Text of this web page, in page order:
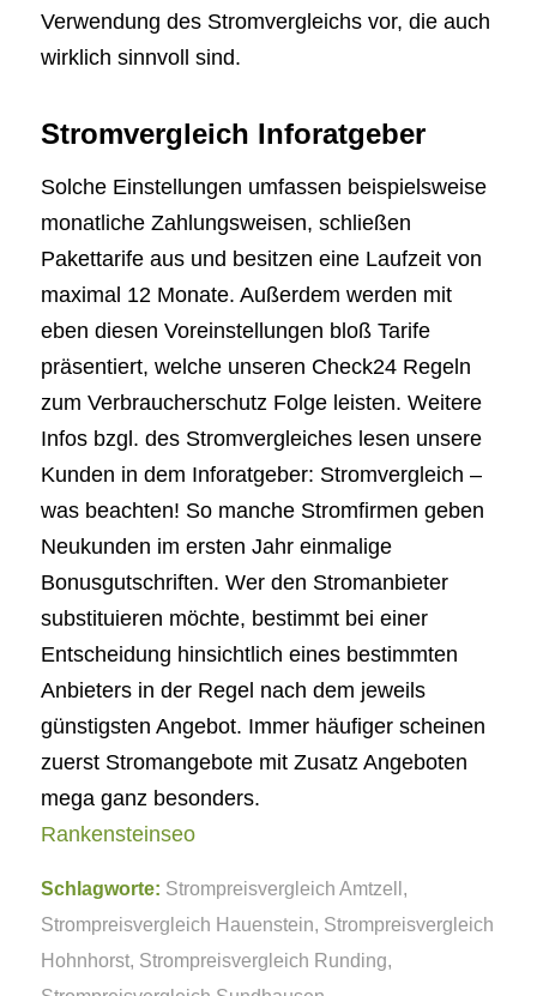
Verwendung des Stromvergleichs vor, die auch
wirklich sinnvoll sind.
Stromvergleich Inforatgeber
Solche Einstellungen umfassen beispielsweise
monatliche Zahlungsweisen, schließen
Pakettarife aus und besitzen eine Laufzeit von
maximal 12 Monate. Außerdem werden mit
eben diesen Voreinstellungen bloß Tarife
präsentiert, welche unseren Check24 Regeln
zum Verbraucherschutz Folge leisten. Weitere
Infos bzgl. des Stromvergleiches lesen unsere
Kunden in dem Inforatgeber: Stromvergleich –
was beachten! So manche Stromfirmen geben
Neukunden im ersten Jahr einmalige
Bonusgutschriften. Wer den Stromanbieter
substituieren möchte, bestimmt bei einer
Entscheidung hinsichtlich eines bestimmten
Anbieters in der Regel nach dem jeweils
günstigsten Angebot. Immer häufiger scheinen
zuerst Stromangebote mit Zusatz Angeboten
mega ganz besonders.
Rankensteinseo
Schlagworte: Strompreisvergleich Amtzell,
Strompreisvergleich Hauenstein, Strompreisvergleich
Hohnhorst, Strompreisvergleich Runding,